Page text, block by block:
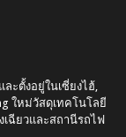
ละตั้งอยู่ในเซี่ยงไฮ้,
ใหม่วัสดุเทคโนโลยี
เฉียวและสถานีรถไฟ